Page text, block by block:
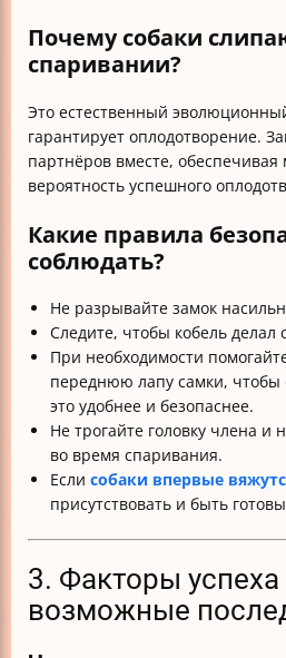
Почему собаки
спаривании?
Это естественный
гарантирует оплодотворение.
партнёров вместе,
вероятность успешного
Какие правила
соблюдать?
Не разрывайте замок
Следите, чтобы кобель делал
При необходимости
переднюю лапу самки, чтобы
это удобнее и безопаснее.
Не трогайте головку члена и
во время спаривания.
Если собаки впервые
присутствовать и быть
3. Факторы успеха
возможные